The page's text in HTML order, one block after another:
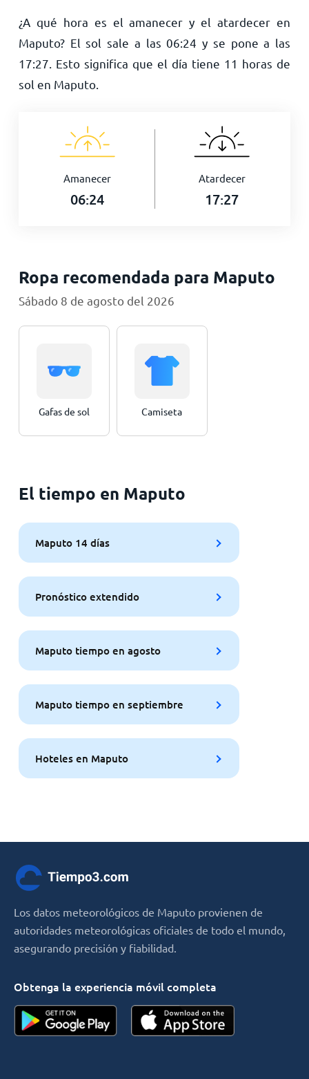
¿A qué hora es el amanecer y el atardecer en
Maputo? El sol sale a las06:24 y se pone a las
17:27 . Esto significa que el día tiene 11 horas de
sol en Maputo.
Amanecer
06:24
Atardecer
17:27
Ropa recomendada para Maputo
Sábado 8 de agosto del 2026
Gafas de sol Camiseta
El tiempo en Maputo
Maputo 14 días
Pronóstico extendido
Maputo tiempo en agosto
Maputo tiempo en septiembre
Hoteles en Maputo
Los datos meteorológicos de Maputo provienen de
autoridades meteorológicas oficiales de todo el mundo,
asegurando precisión y fiabilidad.
Obtenga la experiencia móvil completa